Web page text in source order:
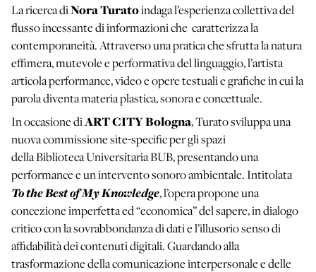
La ricerca diNora Turatoindaga l’esperienza collettiva del
flusso incessante di informazioni che caratterizza la
contemporaneità. Attraverso una pratica che sfrutta la natura
effimera, mutevole e performativa del linguaggio, l’artista
articola performance, video e opere testuali e grafiche in cui la
parola diventa materia plastica, sonora e concettuale.
In occasione diART CITY Bologna, Turato sviluppa una
nuova commissione site-specific per gli spazi
della Biblioteca Universitaria BUB, presentando una
performance e un intervento sonoro ambientale. Intitolata
To the Best of My Knowledge, l’opera propone una
concezione imperfetta ed “economica” del sapere, in dialogo
critico con la sovrabbondanza di dati e l’illusorio senso di
affidabilità dei contenuti digitali. Guardando alla
trasformazione della comunicazione interpersonale e delle